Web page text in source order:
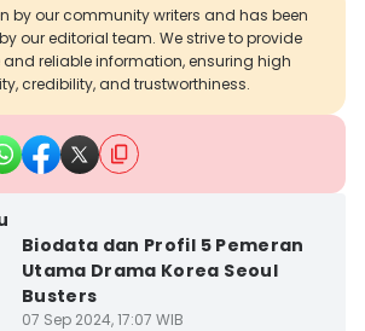
by our community writers and has been
our editorial team. We strive to provide
reliable information, ensuring high
credibility, and trustworthiness.
Biodata dan Profil 5 Pemeran
Utama Drama Korea Seoul
Busters
07 Sep 2024, 17:07 WIB